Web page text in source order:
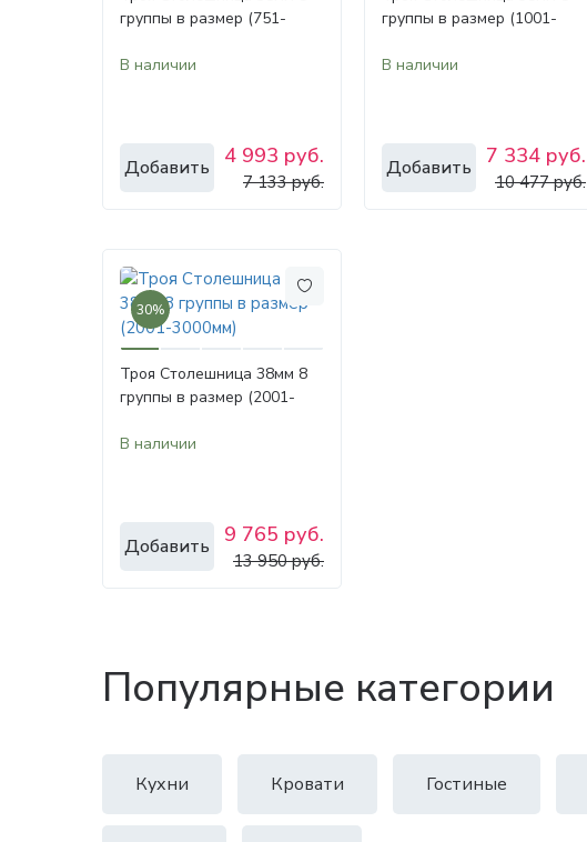
группы в размер (751-
В наличии
Добавить 4 993 руб.
7 133 руб.
группы в размер (1001-
В наличии
Добавить 7 334 руб.
10 477 руб.
30%
Троя Столешница 38мм 8
группы в размер (2001-
В наличии
Добавить 9 765 руб.
13 950 руб.
Популярные категории
Кухни Кровати Гостиные